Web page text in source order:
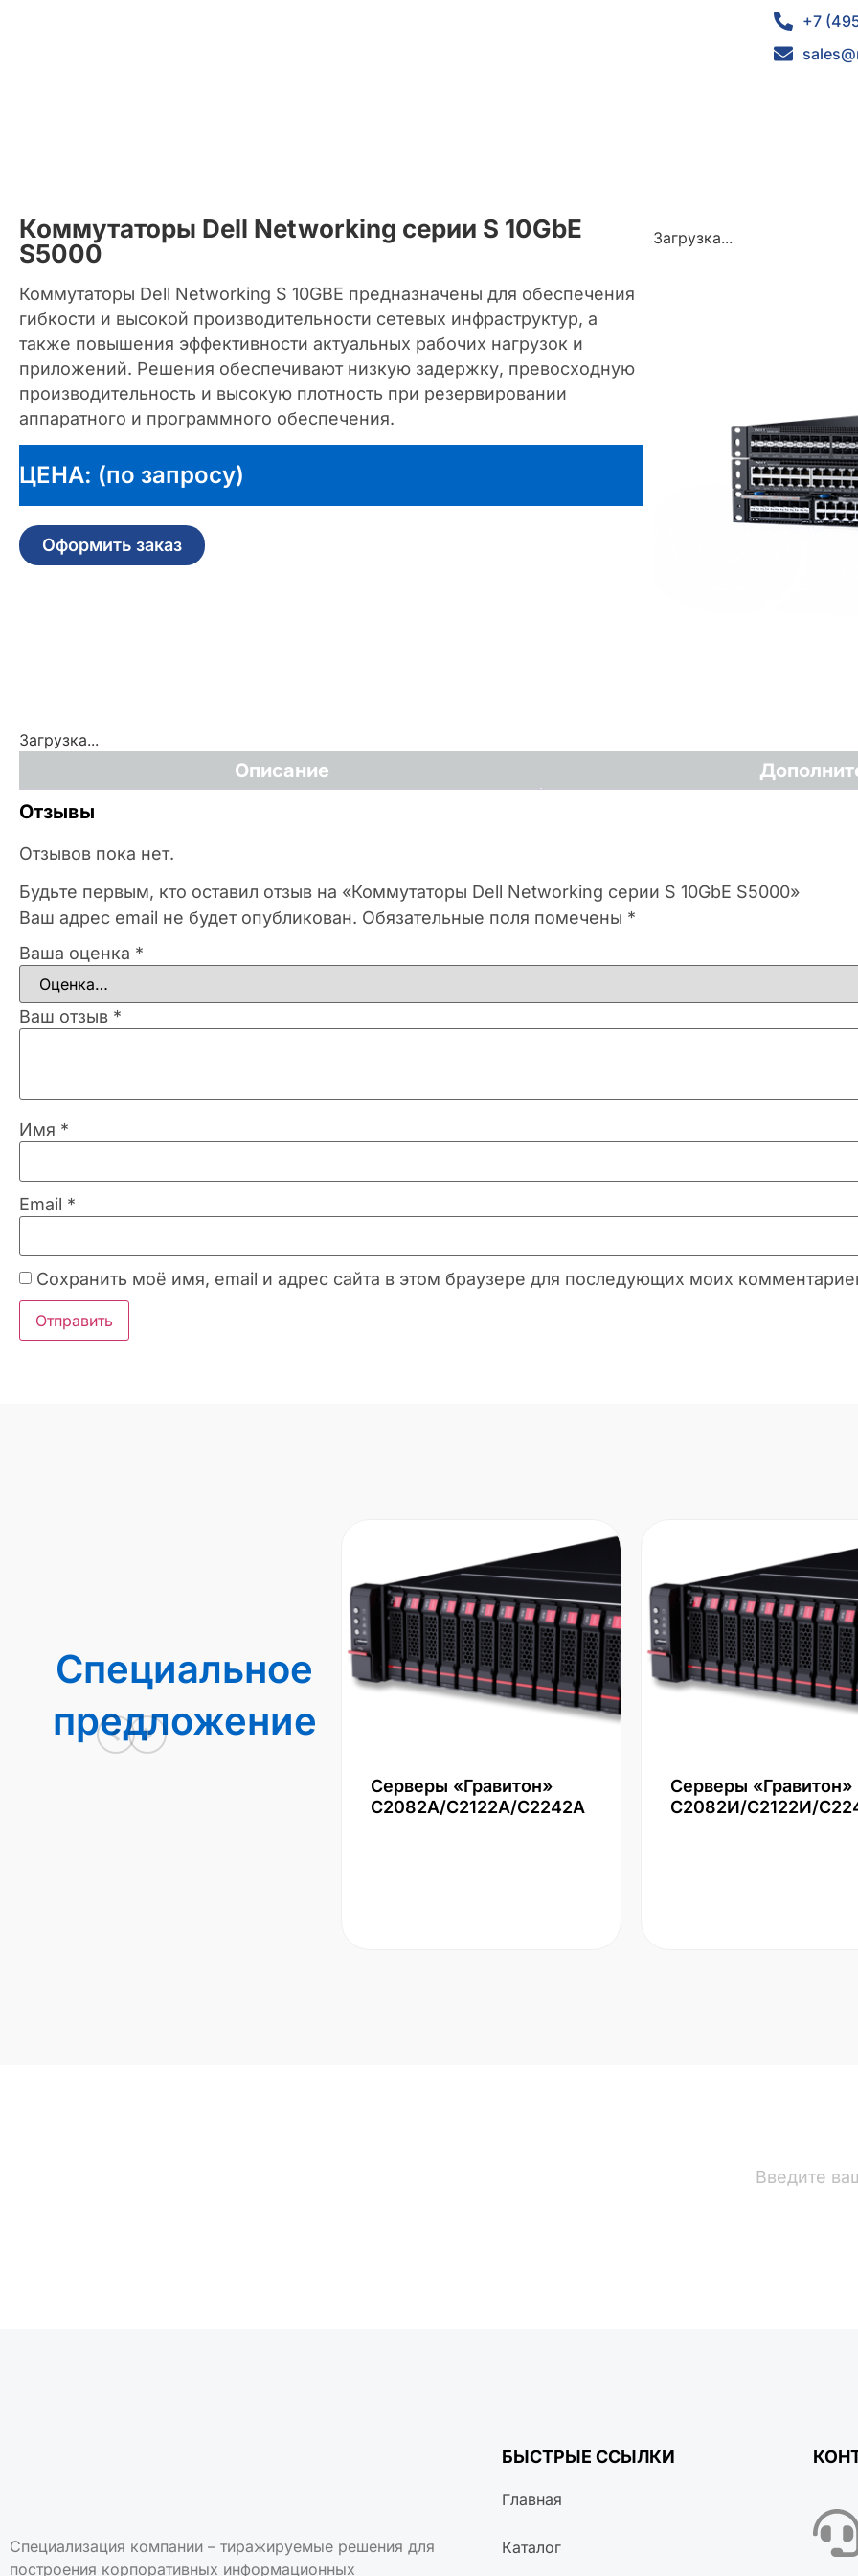
+7
Коммутаторы Dell Networking серии S 10GbE
S5000
Коммутаторы Dell Networking S 10GBE предназначены для обеспечения
гибкости и высокой производительности сетевых инфраструктур, а
также повышения эффективности актуальных рабочих нагрузок и
приложений. Решения обеспечивают низкую задержку, превосходную
производительность и высокую плотность при резервировании
аппаратного и программного обеспечения.
ЦЕНА: (по запросу)
Оформить заказ
Загрузка...
Загрузка...
Описание
Отзывы
Отзывов пока нет.
Будьте первым, кто оставил отзыв на «Коммутаторы Dell Networking серии S 10GbE S5000»
Ваш адрес email не будет опубликован. Обязательные поля помечены *
Ваша оценка *
Ваш отзыв *
Имя *
Email *
Сохранить моё имя, email и адрес сайта в этом браузере для последующих моих
Специальное
предложение
Серверы «Гравитон»
С2082А/С2122А/С2242А
Серверы «Гравитон»
С2082И/С2122И/
Специализация компании – тиражируемые решения для
построения корпоративных информационных
БЫСТРЫЕ ССЫЛКИ
Главная
Каталог